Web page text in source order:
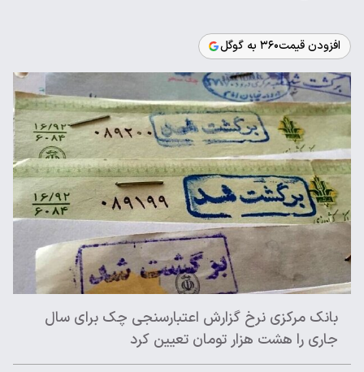
افزودن قیمت۳۶۰ به گوگل
بانک مرکزی نرخ گزارش اعتبارسنجی چک برای سال
جاری را هشت هزار تومان تعیین کرد